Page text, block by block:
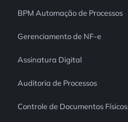
BPM Automação de Processos
Gerenciamento de NF-e
Assinatura Digital
Auditoria de Processos
Controle de Documentos Físicos